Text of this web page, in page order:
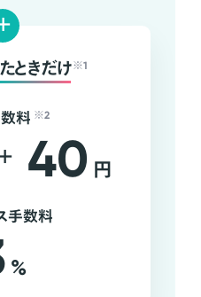
ときだけ ※1
料 ※2
40 円
手数料
%